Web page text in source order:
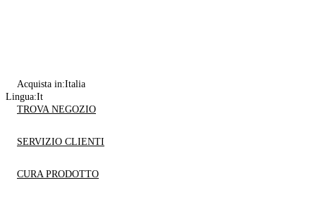
Acquista in:Italia
Lingua:It
TROVA NEGOZIO
SERVIZIO CLIENTI
CURA PRODOTTO